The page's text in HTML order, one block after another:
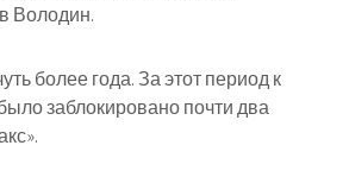
Володин.
более года. За этот период к
заблокировано почти два